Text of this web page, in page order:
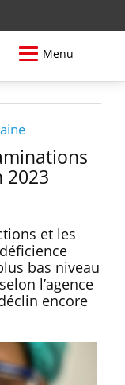
Menu
2023
et les
bas niveau
l’agence
encore